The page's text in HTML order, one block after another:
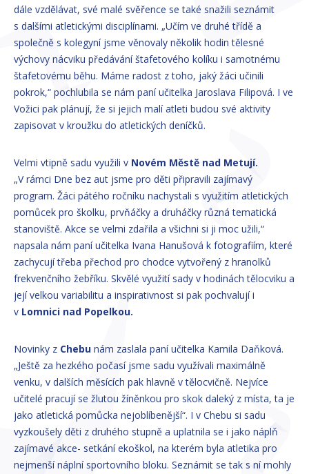
dále vzdělávat, své malé svěřence se také snažili seznámit
s dalšími atletickými disciplínami. „Učím ve druhé třídě a
společně s kolegyní jsme věnovaly několik hodin tělesné
výchovy nácviku předávání štafetového kolíku i samotnému
štafetovému běhu. Máme radost z toho, jaký žáci učinili
pokrok,“ pochlubila se nám paní učitelka Jaroslava Filipová. I ve
Vožici pak plánují, že si jejich malí atleti budou své aktivity
zapisovat v kroužku do atletických deníčků.
Velmi vtipně sadu využili v Novém Městě nad Metují.
„V rámci Dne bez aut jsme pro děti připravili zajímavý
program. Žáci pátého ročníku nachystali s využitím atletických
pomůcek pro školku, prvňáčky a druháčky různá tematická
stanoviště. Akce se velmi zdařila a všichni si ji moc užili,“
napsala nám paní učitelka Ivana Hanušová k fotografiím, které
zachycují třeba přechod pro chodce vytvořený z hranolků
frekvenčního žebříku. Skvělé využití sady v hodinách tělocviku a
její velkou variabilitu a inspirativnost si pak pochvalují i
v Lomnici nad Popelkou.
Novinky z Chebu nám zaslala paní učitelka Kamila Daňková.
„Ještě za hezkého počasí jsme sadu využívali maximálně
venku, v dalších měsících pak hlavně v tělocvičně. Nejvíce
učitelé pracují se žlutou žíněnkou pro skok daleký z místa, ta je
jako atletická pomůcka nejoblíbenější“. I v Chebu si sadu
vyzkoušely děti z druhého stupně a uplatnila se i jako náplň
zajímavé akce- setkání ekoškol, na kterém byla atletika pro
nejmenší náplní sportovního bloku. Seznámit se tak s ní mohly